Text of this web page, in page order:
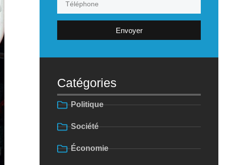
Envoyer
Catégories
Politique
Société
Économie